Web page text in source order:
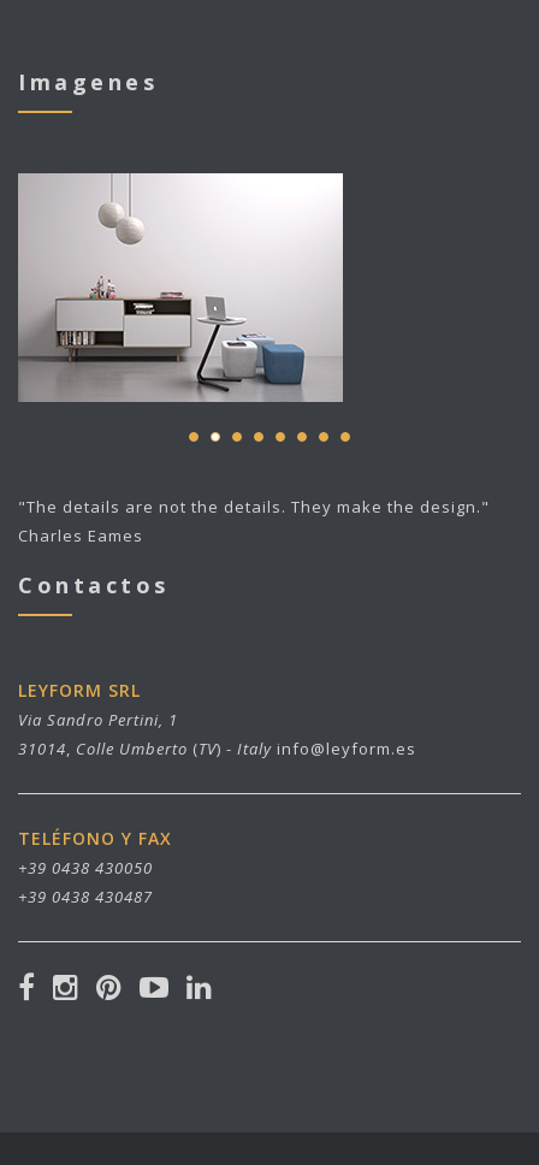
Imagenes
"The details are not the details. They make the design."
Charles Eames
Contactos
LEYFORM SRL
Via Sandro Pertini, 1
31014, Colle Umberto (TV) - Italy info@leyform.es
TELÉFONO Y FAX
+39 0438 430050
+39 0438 430487